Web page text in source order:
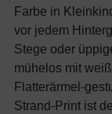
Farbe in
vor jedem
Stege oder
mühelos mit
Flatterärmel-
Strand-Print ist